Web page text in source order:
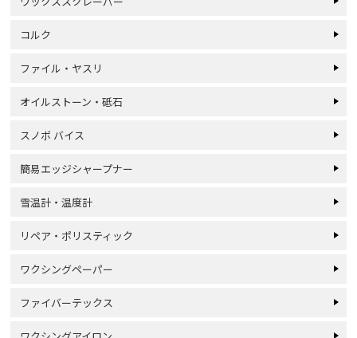
コルク
ファイル・ヤスリ
オイルストーン・砥石
スノボ バイス
簡易エッジシャープナー
雪温計・温度計
リペア・ポリスティック
ワクシングペーパー
ファイバーテックス